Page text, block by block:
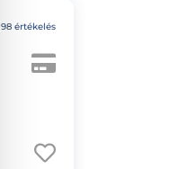
98 értékelés